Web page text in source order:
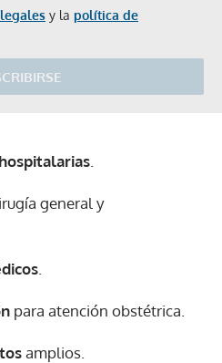
y la política de
general y
para atención obstétrica.
amplios.